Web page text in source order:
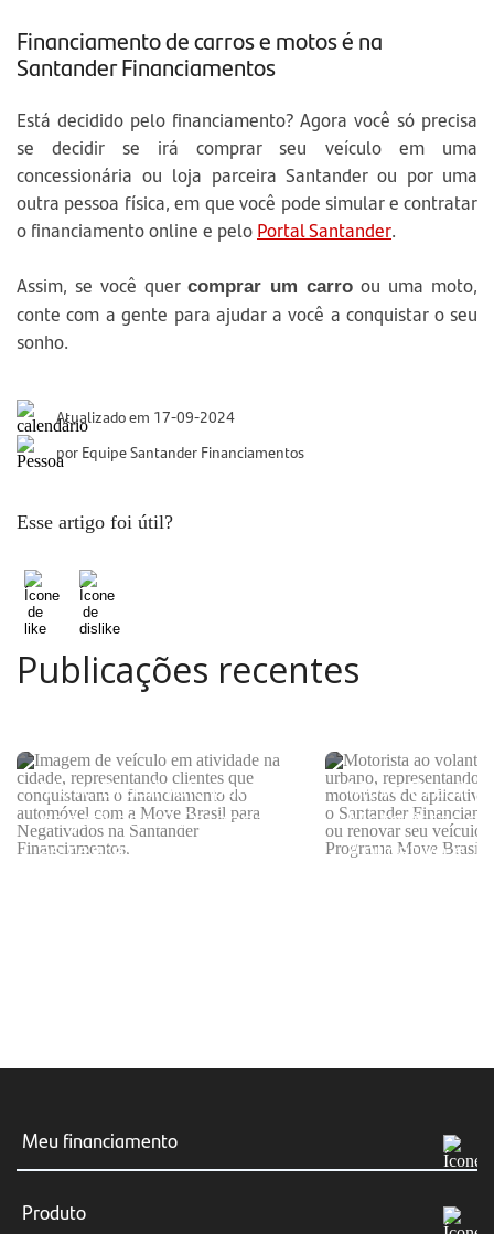
Financiamento de carros e motos é na
Santander Financiamentos
Está decidido pelo financiamento? Agora você só precisa
se decidir se irá comprar seu veículo em uma
concessionária ou loja parceira Santander ou por uma
outra pessoa física, em que você pode simular e contratar
o financiamento online e pelo Portal Santander.
Assim, se você quer comprar um carro ou uma moto,
conte com a gente para ajudar a você a conquistar o seu
sonho.
Atualizado em 17-09-2024
por Equipe Santander Financiamentos
Esse artigo foi útil?
Publicações recentes
Move Brasil vale para
negativados? Entenda
as regras do programa
Move Brasil
Motoristas de
Aplicativo e
Meu financiamento
Produto